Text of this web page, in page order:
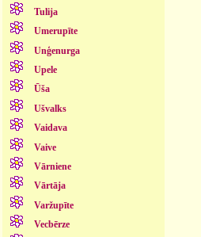
Tulija
Umerupīte
Unģenurga
Upele
Ūša
Ušvalks
Vaidava
Vaive
Vārniene
Vārtāja
Varžupīte
Vecbērze